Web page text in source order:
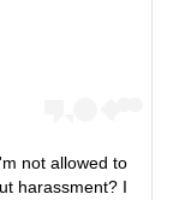
not allowed to
harassment? I